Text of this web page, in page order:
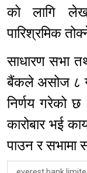
को लागि
पारिश्रमिक
साधारण सभा
बैंकले असोज ८
निर्णय गरेको
कारोबार भई
पाउन र सभामा